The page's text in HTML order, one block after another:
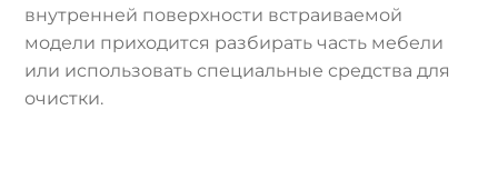
внутренней поверхности встраиваемой
модели приходится разбирать часть мебели
или использовать специальные средства для
очистки.